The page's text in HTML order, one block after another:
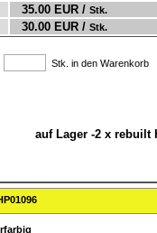
35.00 EUR / Stk.
30.00 EUR / Stk.
Stk. in den Warenkorb
auf Lager -2 x rebuilt